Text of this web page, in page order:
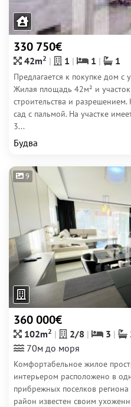
330 750€
42m2 1 1 1
Предлагается к покупке дом с
Жилая площадь 42м² и
строительства и разрешением.
сад с пальмой. На участке
3...
Будва
9
360 000€
102m2 2/8 3
70м до моря
Комфортабельное жилое
интерьером расположено в
прибрежных поселков
район известен своим